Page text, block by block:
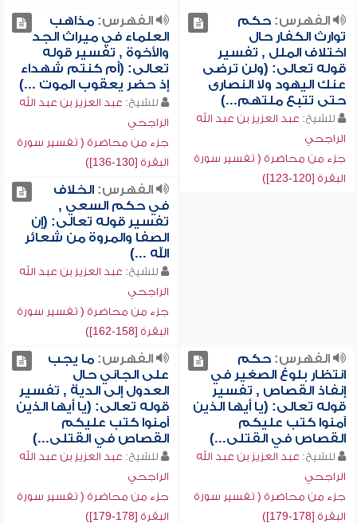
الفهرس:حكم
توارث الكفار حال
اختلاف الملل , تفسير
قوله تعالى: (ولن ترضى
عنك اليهود ولا النصارى
حتى تتبع ملتهم...)
للشيخ: عبد العزيز بن عبد الله
الراجحي
جزء من محاضرة ( تفسير سورة
البقرة [120-123])
الفهرس:مذاهب
العلماء في ميراث الجد
والأخوة , تفسير قوله
تعالى: (أم كنتم شهداء
إذ حضر يعقوب الموت ...)
للشيخ: عبد العزيز بن عبد الله
الراجحي
جزء من محاضرة ( تفسير سورة
البقرة [130-136])
الفهرس:الخلاف
في حكم السعي ,
تفسير قوله تعالى: (إن
الصفا والمروة من شعائر
الله ...)
للشيخ: عبد العزيز بن عبد الله
الراجحي
جزء من محاضرة ( تفسير سورة
البقرة [158-162])
الفهرس:حكم
انتظار بلوغ الصغير في
إنفاذ القصاص , تفسير
قوله تعالى: (يا أيها الذين
آمنوا كتب عليكم
القصاص في القتلى...)
للشيخ: عبد العزيز بن عبد الله
الراجحي
جزء من محاضرة ( تفسير سورة
البقرة [178-179])
الفهرس:ما يجب
على الجاني حال
العدول إلى الدية , تفسير
قوله تعالى: (يا أيها الذين
آمنوا كتب عليكم
القصاص في القتلى...)
للشيخ: عبد العزيز بن عبد الله
الراجحي
جزء من محاضرة ( تفسير سورة
البقرة [178-179])